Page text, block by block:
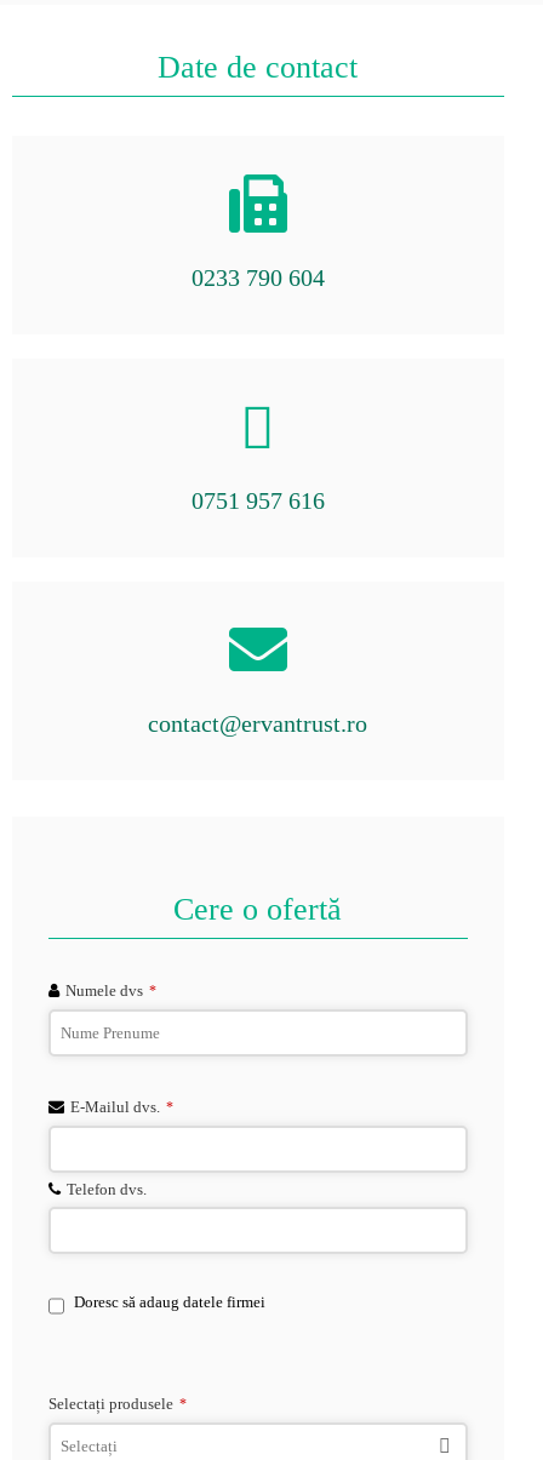
Date de contact
0233 790 604
0751 957 616
contact@ervantrust.ro
Cere o ofertă
Numele dvs *
Phone
Number
E-Mailul dvs. *
Telefon dvs.
Doresc să adaug datele firmei
Selectați produsele *